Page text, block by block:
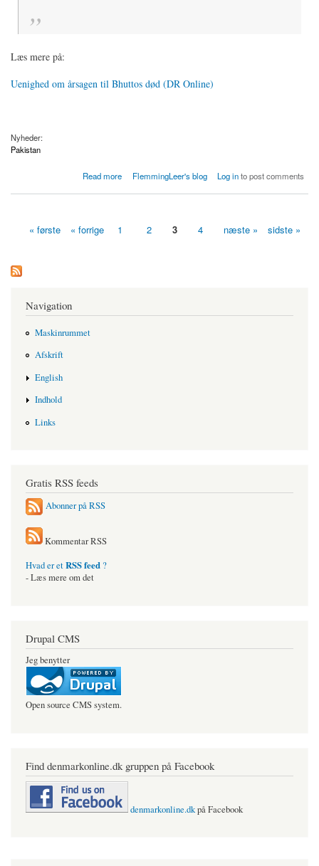
Læs mere på:
Uenighed om årsagen til Bhuttos død (DR Online)
Nyheder:
Pakistan
Read more
about Uenighed om årsagen til Bhuttos dødFlemmingLeer's blog Log into post comments
« første « forrige 1 2 3 4 næste » sidste »
Navigation
Maskinrummet
Afskrift
English
Indhold
Links
Gratis RSS feeds
Abonner på RSS
Kommentar RSS
Hvad er etRSS feed ?
- Læs mere om det
Drupal CMS
Jeg benytter
Open source CMS system.
Find denmarkonline.dk gruppen på Facebook
denmarkonline.dkpå Facebook